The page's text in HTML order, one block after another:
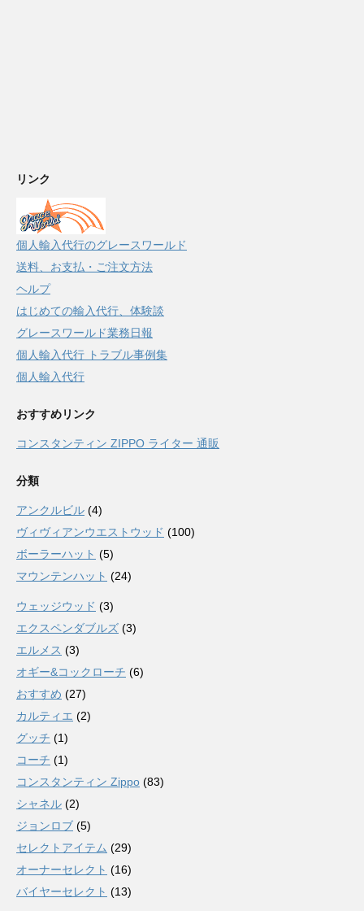
リンク
個人輸入代行のグレースワールド
送料、お支払・ご注文方法
ヘルプ
はじめての輸入代行、体験談
グレースワールド業務日報
個人輸入代行 トラブル事例集
個人輸入代行
おすすめリンク
コンスタンティン ZIPPO ライター 通販
分類
アンクルビル (4)
ヴィヴィアンウエストウッド (100)
ボーラーハット (5)
マウンテンハット (24)
ウェッジウッド (3)
エクスペンダブルズ (3)
エルメス (3)
オギー&コックローチ (6)
おすすめ (27)
カルティエ (2)
グッチ (1)
コーチ (1)
コンスタンティン Zippo (83)
シャネル (2)
ジョンロブ (5)
セレクトアイテム (29)
オーナーセレクト (16)
バイヤーセレクト (13)